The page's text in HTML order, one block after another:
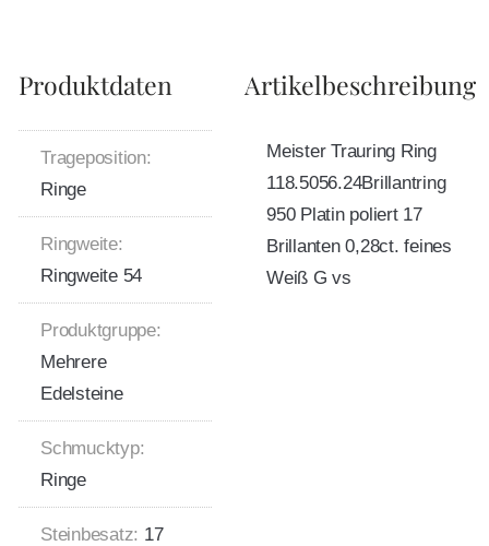
Produktdaten
Trageposition:
Ringe
Ringweite:
Ringweite 54
Produktgruppe:
Mehrere
Edelsteine
Schmucktyp:
Ringe
Steinbesatz: 17
Artikelbeschreibung
Meister Trauring Ring
118.5056.24Brillantring
950 Platin poliert 17
Brillanten 0,28ct. feines
Weiß G vs